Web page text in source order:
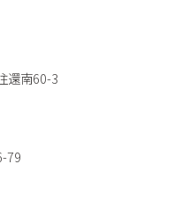
還南60-3
79